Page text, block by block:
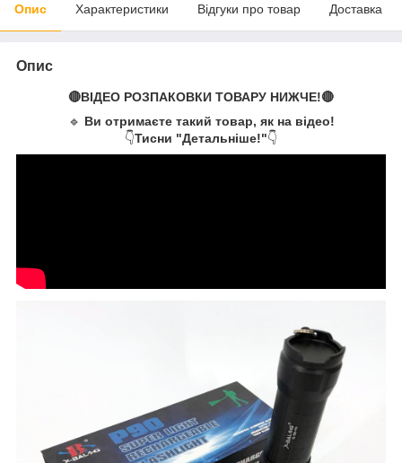
Опис Характеристики Відгуки про товар Доставка
Опис
🔴ВІДЕО РОЗПАКОВКИ ТОВАРУ НИЖЧЕ!🔴
🔹 Ви отримаєте такий товар, як на відео!
👇Тисни "Детальніше!"👇